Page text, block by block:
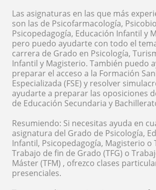
Las asignaturas en las que más
son las de Psicofarmacología,
Psicopedagogía, Educación Infantil y
pero puedo ayudarte con todo el
carrera de Grado en Psicología,
Infantil y Magisterio. También puedo
preparar el acceso a la Formación
Especializada (FSE) y resolver
ayudarte a preparar las oposiciones
de Educación Secundaria y
Resumiendo: Si necesitas ayuda en
asignatura del Grado de Psicología,
Infantil, Psicopedagogía, Magisterio o
Trabajo de fin de Grado (TFG) o
Máster (TFM) , ofrezco clases
presenciales.